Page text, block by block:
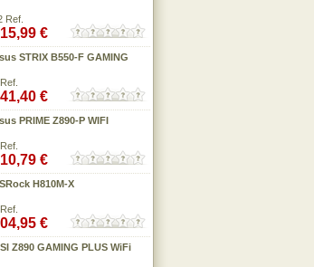
Ref.
€
STRIX B550-F GAMING
€
PRIME Z890-P WIFI
€
H810M-X
€
Z890 GAMING PLUS WiFi